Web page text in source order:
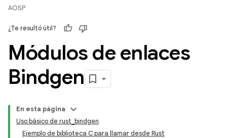
AOSP
¿Te resultó útil?
Módulos de enlaces
Bindgen
En esta página
Uso básico de rust_bindgen
Ejemplo de biblioteca C para llamar desde Rust